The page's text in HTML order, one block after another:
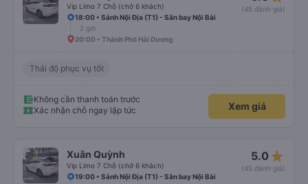
Vip Limo 7 Chỗ (chở 6 khách)
(45 đánh giá)
18:00 • Sảnh Nội Địa (T1) - Sân bay Nội Bài
2 giờ
20:00 • Thành Phố Hải Dương
Thái độ phục vụ tốt
Không cần thanh toán trước
Xác nhận chỗ ngay lập tức
Xem giá
Xuân Quỳnh
Vip Limo 7 Chỗ (chở 6 khách)
5.0 star_rate
(45 đánh giá)
19:00 • Sảnh Nội Địa (T1) - Sân bay Nội Bài